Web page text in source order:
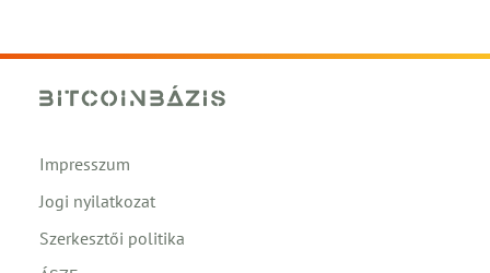
Impresszum
Jogi nyilatkozat
Szerkesztői politika